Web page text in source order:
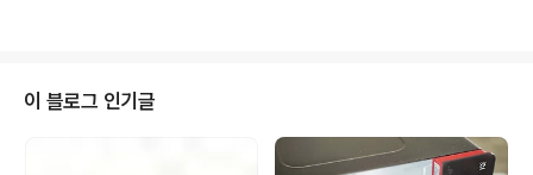
자연치즈' 입니다. 가공하지 않은 100% 자연치즈! 그래서
풀 네임도 '우유와 시간이 만든 자연치즈'~ '치~~즈'라는
이름 때문인가요? 자꾸자꾸 부르기만 해도 미소가 나오는
바로 그 제품을 꼼꼼히 분석해 봤는데요. '치즈데이' 만큼
이 블로그 인기글